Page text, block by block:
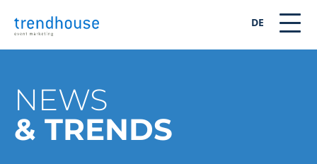
DE
NEWS
& TRENDS